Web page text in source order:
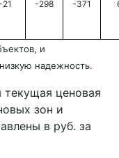
-298 -371
и
надежность.
ценовая
зон и
в руб. за